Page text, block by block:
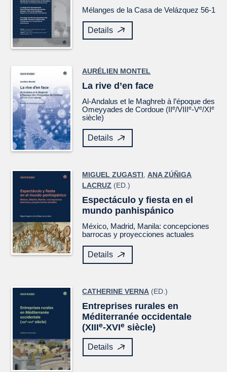
Mélanges de la Casa de Velázquez 56-1
Details
AURÉLIEN MONTEL
La rive d’en face
Al-Andalus et le Maghreb à l’époque des
Omeyyades de Cordoue (IIe/VIIIe-Ve/XIe
siècle)
Details
MIGUEL ZUGASTI,ANA ZÚÑIGA
LACRUZ (ED.)
Espectáculo y fiesta en el
mundo panhispánico
México, Madrid, Manila: concepciones
barrocas y proyecciones actuales
Details
CATHERINE VERNA (ED.)
Entreprises rurales en
Méditerranée occidentale
(XIIIe-XVIe siècle)
Details